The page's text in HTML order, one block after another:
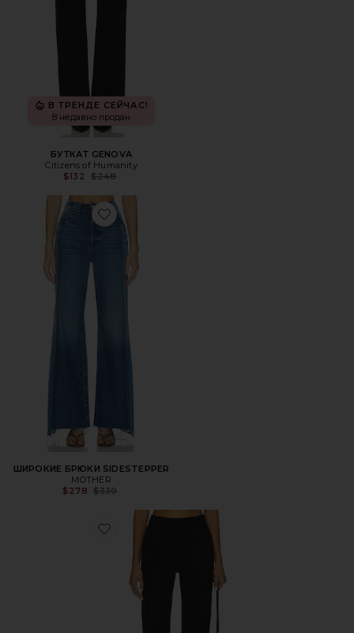
В ТРЕНДЕ СЕЙЧАС!
8 недавно продан
БУТКАТ GENOVA
Citizens of Humanity
$132 Previous price:
$248
Favorite ШИРОКИЕ БРЮКИ SIDESTEPPER
ШИРОКИЕ БРЮКИ SIDESTEPPER
MOTHER
$278 Previous price:
$330
Favorite ПРЯМОЙ THE ARROW